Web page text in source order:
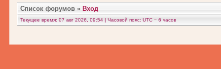
Список форумов » Вход
Текущее время: 07 авг 2026, 09:54 | Часовой пояс: UTC − 6 часов